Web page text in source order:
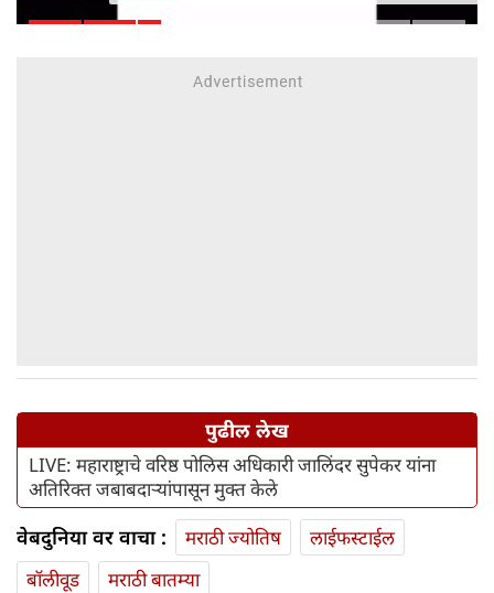
पुढील लेख
LIVE: महाराष्ट्राचे वरिष्ठ पोलिस अधिकारी जालिंदर सुपेकर यांना
अतिरिक्त जबाबदाऱ्यांपासून मुक्त केले
वेबदुनिया वर वाचा : मराठी ज्योतिष
लाईफस्टाईल
बॉलीवूड
मराठी बातम्या